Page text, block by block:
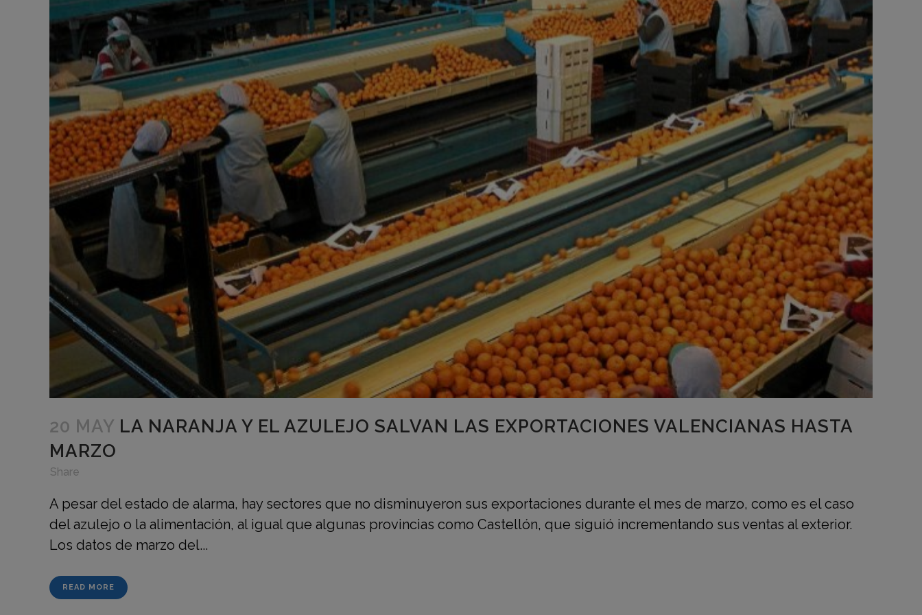
20 MAY LA NARANJA Y EL AZULEJO SALVAN LAS EXPORTACIONES VALENCIANAS HASTA
MARZO
Share
A pesar del estado de alarma, hay sectores que no disminuyeron sus exportaciones durante el mes de marzo, como es el caso
del azulejo o la alimentación, al igual que algunas provincias como Castellón, que siguió incrementando sus ventas al exterior.
Los datos de marzo del...
READ MORE